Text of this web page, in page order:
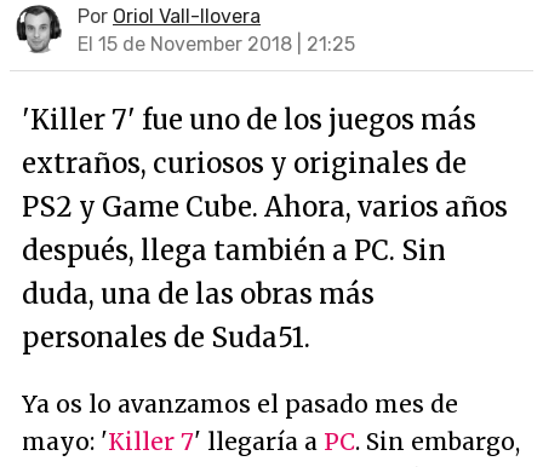
Por Oriol Vall-llovera
El 15 de November 2018 | 21:25
'Killer 7' fue uno de los juegos más
extraños, curiosos y originales de
PS2 y Game Cube. Ahora, varios años
después, llega también a PC. Sin
duda, una de las obras más
personales de Suda51.
Ya os lo avanzamos el pasado mes de
mayo: 'Killer 7' llegaría a PC. Sin embargo,